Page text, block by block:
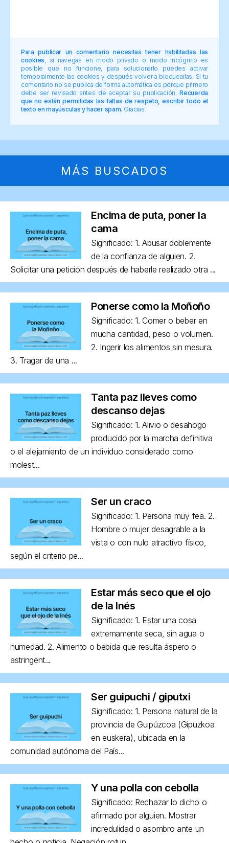
Para publicar un comentario necesitas tener habilitadas las
cookies , si navegas en modo privado o modo incógnito es
posible que no funcione, para solucionarlo puedes activar
temporalmente las cookies y después volver a bloquearlas. Si tu
comentario no se publica de forma automática es porque primero
debe ser revisado antes de aceptar su publicación.Recuerda
que no están permitidas las faltas de respeto, escribir todo el
texto en mayúsculas y hacer spam. Gracias.
MÁS BUSCADOS
Encima de puta, poner la
cama
Significado: 1. Abusar doblemente
de la confianza de alguien. 2.
Solicitar una petición después de haberle realizado otra ...
Ponerse como la Moñoño
Significado: 1. Comer o beber en
mucha cantidad, peso o volumen.
2. Ingerir los alimentos sin mesura.
3. Tragar de una ...
Tanta paz lleves como
descanso dejas
Significado: 1. Alivio o desahogo
producido por la marcha definitiva
o el alejamiento de un individuo considerado como
molest...
Ser un craco
Significado: 1. Persona muy fea. 2.
Hombre o mujer desagrable a la
vista o con nulo atractivo físico,
según el criterio pe...
Estar más seco que el ojo
de la Inés
Significado: 1. Estar una cosa
extremamente seca, sin agua o
humedad. 2. Alimento o bebida que resulta áspero o
astringent...
Ser guipuchi / giputxi
Significado: 1. Persona natural de la
provincia de Guipúzcoa (Gipuzkoa
en euskera), ubicada en la
comunidad autónoma del País...
Y una polla con cebolla
Significado: Rechazar lo dicho o
afirmado por alguien. Mostrar
incredulidad o asombro ante un